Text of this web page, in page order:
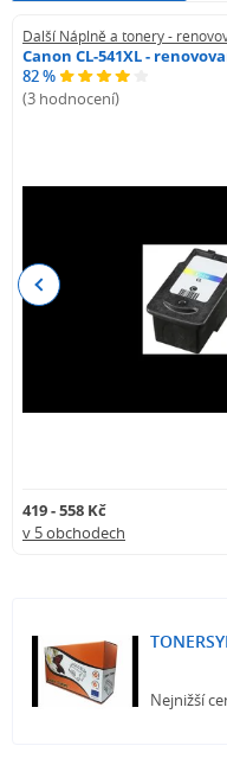
Další Náplně a tonery -
Canon CL-541XL -
82 %
(3 hodnocení)
419 - 558 Kč
v 5 obchodech
Previous
Nejnižší